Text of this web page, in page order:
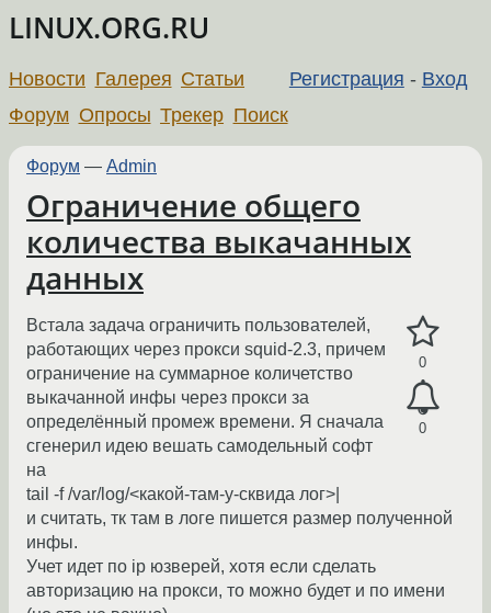
LINUX.ORG.RU
Регистрация - Вход
Новости Галерея Статьи
Форум Опросы Трекер Поиск
Форум — Admin
Ограничение общего
количества выкачанных
данных
0
0
Встала задача ограничить пользователей,
работающих через прокси squid-2.3, причем
ограничение на суммарное количетство
выкачанной инфы через прокси за
определённый промеж времени. Я сначала
сгенерил идею вешать самодельный софт
на
tail -f /var/log/<какой-там-у-сквида лог>|
и считать, тк там в логе пишется размер полученной
инфы.
Учет идет по ip юзверей, хотя если сделать
авторизацию на прокси, то можно будет и по имени